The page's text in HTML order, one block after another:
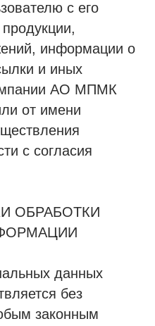
с его
информации о
и иных
АО МПМК
от имени
с согласия
ОБРАБОТКИ
данных
без
законным